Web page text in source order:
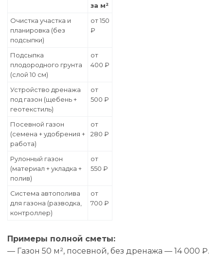
за м²
Очистка участка и
планировка (без
подсыпки)
от 150
₽
Подсыпка
плодородного грунта
(слой 10 см)
от
400 ₽
Устройство дренажа
под газон (щебень +
геотекстиль)
от
500 ₽
Посевной газон
(семена + удобрения +
работа)
от
280 ₽
Рулонный газон
(материал + укладка +
полив)
от
550 ₽
Система автополива
для газона (разводка,
контроллер)
от
700 ₽
Примеры полной сметы:
— Газон 50 м², посевной, без дренажа — 14 000 ₽.